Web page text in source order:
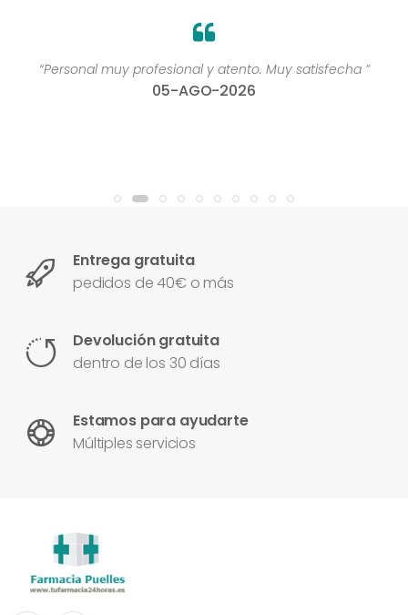
“Personal muy profesional y atento. Muy satisfecha ”
05-AGO-2026
Entrega gratuita
pedidos de 40€ o más
Devolución gratuita
dentro de los 30 días
Estamos para ayudarte
Múltiples servicios